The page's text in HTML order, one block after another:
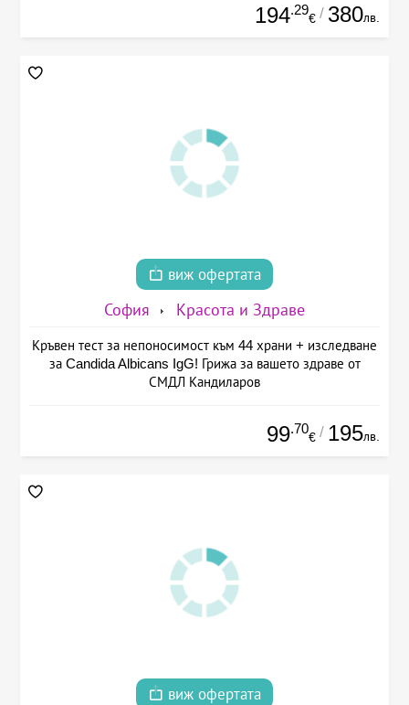
194.29
€ / 380лв.
виж офертата
София Красота и Здраве
Кръвен тест за непоносимост към 44 храни + изследване
за Candida Albicans IgG! Грижа за вашето здраве от
СМДЛ Кандиларов
99.70
€ / 195лв.
виж офертата